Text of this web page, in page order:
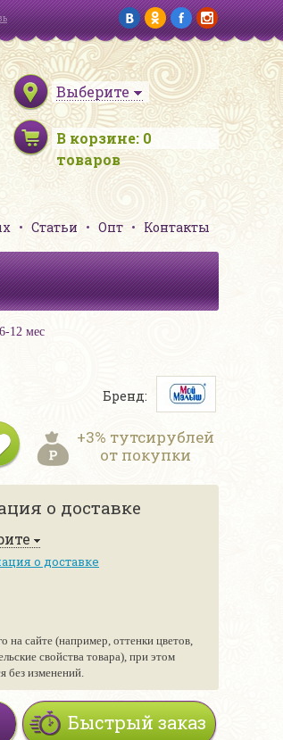
Выберите
В корзине: 0
товаров
Статьи Опт Контакты
12 мес
Бренд:
+3% тутсирублей
от покупки
о доставке
о доставке
на сайте (например, оттенки цветов,
свойства товара), при этом
без изменений.
Быстрый заказ